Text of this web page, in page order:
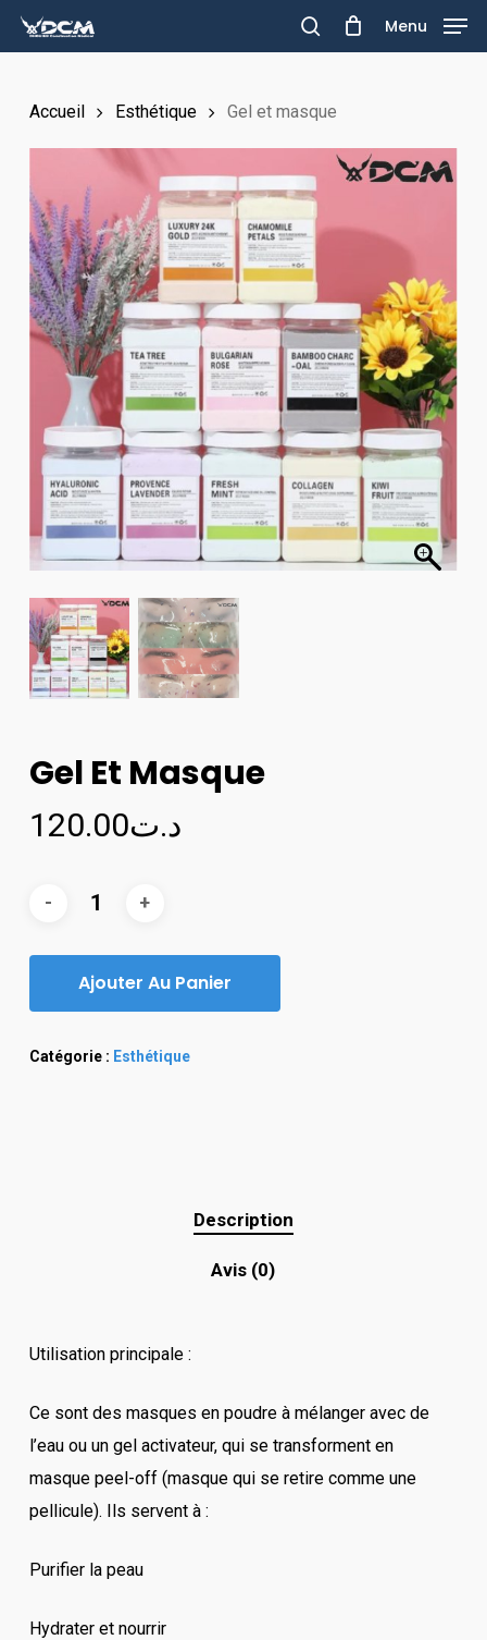
Skip
to
content
search
Menu
Accueil Esthétique Gel et masque
Gel Et Masque
د.ت120.00
Ajouter Au Panier
Catégorie : Esthétique
Description
Avis (0)
Utilisation principale :
Ce sont des masques en poudre à mélanger avec de
l’eau ou un gel activateur, qui se transforment en
masque peel-off (masque qui se retire comme une
pellicule). Ils servent à :
Purifier la peau
Hydrater et nourrir